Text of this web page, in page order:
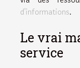
d'informations.
Le vrai
service